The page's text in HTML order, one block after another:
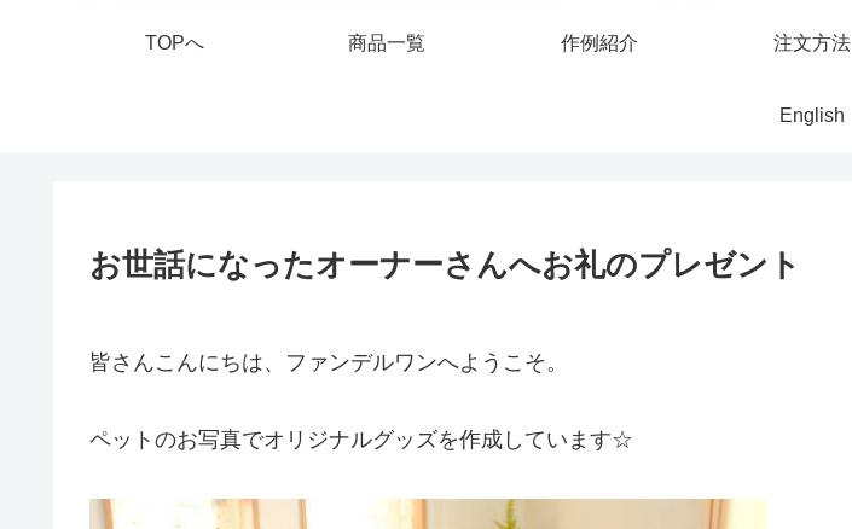
TOPへ 商品一覧 作例紹介 注文方法
English
お世話になったオーナーさんへお礼のプレゼント
皆さんこんにちは、ファンデルワンへようこそ。
ペットのお写真でオリジナルグッズを作成しています☆